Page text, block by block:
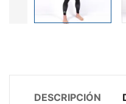
DESCRIPCIÓN